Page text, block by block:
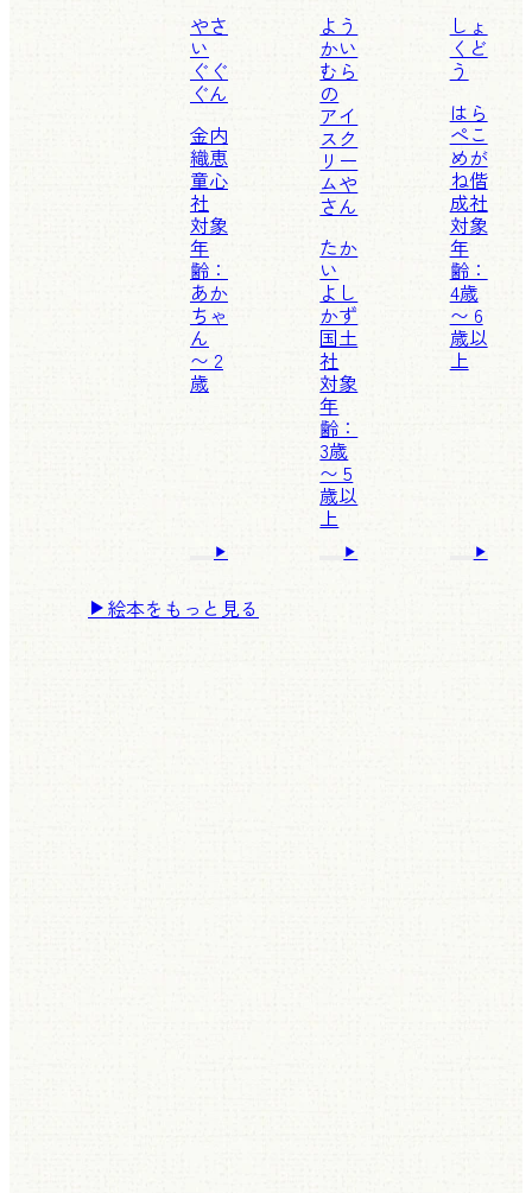
やさ
い
ぐぐ
ぐん
金内
織恵
童心
社
対象
年
齢：
あか
ちゃ
ん
〜 2
歳
よう
かい
むら
の
アイ
スク
リー
ムや
さん
たか
い
よし
かず
国土
社
対象
年
齢：
3歳
〜 5
歳以
上
しょ
くど
う
はら
ぺこ
めが
ね偕
成社
対象
年
齢：
4歳
〜 6
歳以
上
絵本をもっと見る